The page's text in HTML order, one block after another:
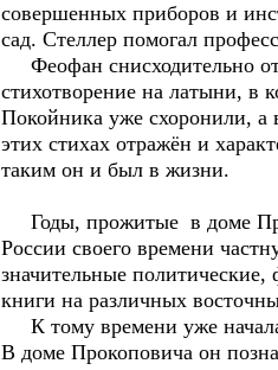
совершенных приборов и
сад. Стеллер помогал
Феофан снисходительно
стихотворение на латыни, в
Покойника уже схоронили, а
этих стихах отражён и
таким он и был в жизни.
Годы, прожитые в доме
России своего времени
значительные
книги на различных
К тому времени уже
В доме Прокоповича он